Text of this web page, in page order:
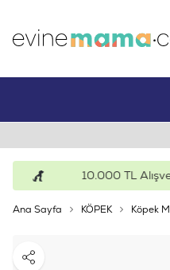
10.000 TL Alışverişe
Ana Sayfa KÖPEK Köpek
Paylaş